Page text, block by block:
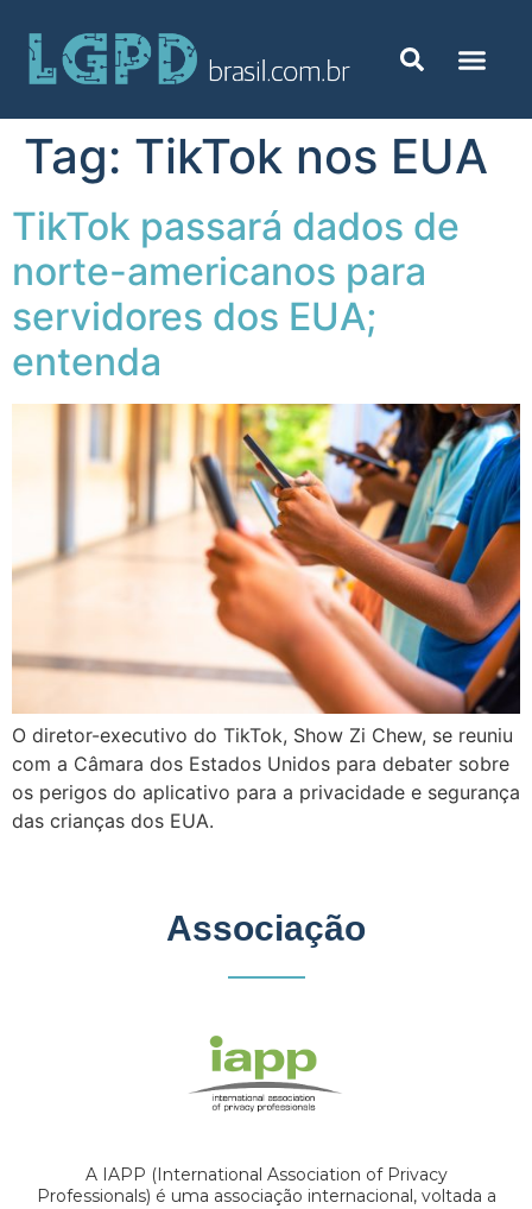
Tag: TikTok nos EUA
TikTok passará dados de
norte-americanos para
servidores dos EUA;
entenda
O diretor-executivo do TikTok, Show Zi Chew, se reuniu
com a Câmara dos Estados Unidos para debater sobre
os perigos do aplicativo para a privacidade e segurança
das crianças dos EUA.
Associação
A IAPP (International Association of Privacy
Professionals) é uma associação internacional, voltada a